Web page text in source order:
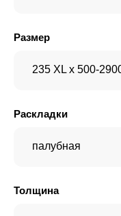
Размер
235 XL x 500-
Раскладки
палубная
Толщина